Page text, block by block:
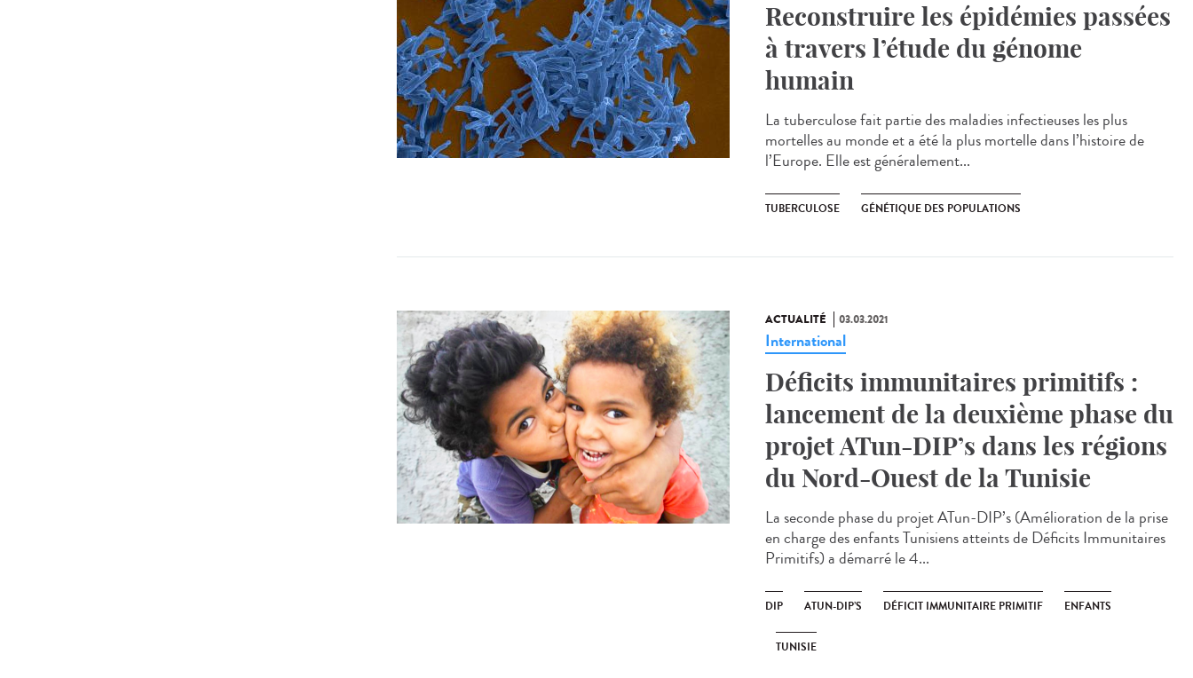
Reconstruire les épidémies passées
à travers l’étude du génome
humain
La tuberculose fait partie des maladies infectieuses les plus
mortelles au monde et a été la plus mortelle dans l’histoire de
l’Europe. Elle est généralement...
TUBERCULOSE GÉNÉTIQUE DES POPULATIONS
ACTUALITÉ 03.03.2021
International
Déficits immunitaires primitifs :
lancement de la deuxième phase du
projet ATun-DIP’s dans les régions
du Nord-Ouest de la Tunisie
La seconde phase du projet ATun-DIP’s (Amélioration de la prise
en charge des enfants Tunisiens atteints de Déficits Immunitaires
Primitifs) a démarré le 4...
DIP ATUN-DIP’S DÉFICIT IMMUNITAIRE PRIMITIF ENFANTS
TUNISIE